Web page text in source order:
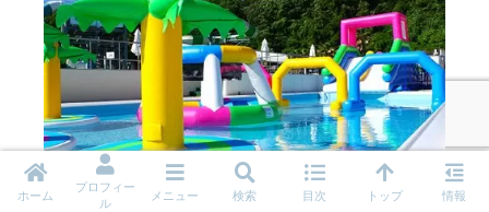
ホーム
プロフィー
ル
メニュー 検索 目次 トップ 情報